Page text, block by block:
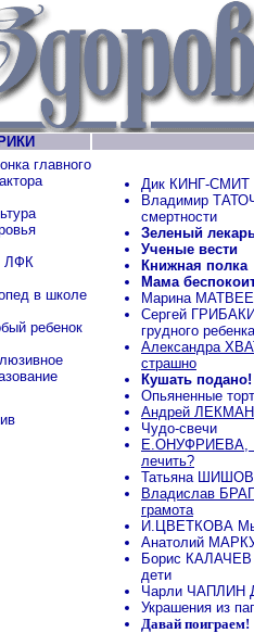
главного
ЛФК
в школе
ребенок
Дик КИНГ-СМИТ
Владимир
смертности
Зеленый
Ученые вести
Книжная полка
Мама
Марина
Сергей
грудного ребенка
Александра
страшно
Кушать подано!
Опьяненные
Андрей
Чудо-свечи
Е.ОНУФРИЕВА,
лечить?
Татьяна
Владислав
грамота
И.ЦВЕТКОВА Мы
Анатолий
Борис КАЛАЧЕВ
дети
Чарли ЧАПЛИН
Украшения из
Давай поиграем!